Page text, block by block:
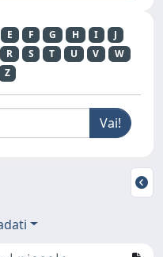
E F G H I
J
R S T U V
W
Z